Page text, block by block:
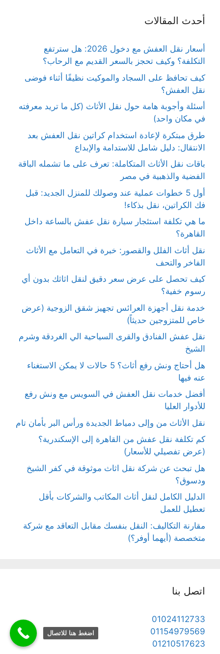
أحدث المقالات
أسعار نقل العفش مع دخول 2026: هل سترتفع
التكلفة؟ وكيف تحجز بالسعر القديم مع الرحاب؟
كيف تحافظ على السجاد والموكيت نظيفًا أثناء فوضى
نقل العفش؟
أسئلة وأجوبة هامة حول نقل الأثاث (كل ما تريد معرفته
في مكان واحد)
طرق مبتكرة لإعادة استخدام كراتين نقل العفش بعد
الانتقال: دليل شامل للاستدامة والإبداع
باقات نقل الأثاث المتكاملة: تعرف على ما تشمله الباقة
الفضية والذهبية في مصر
أول 5 خطوات عملية عند وصولك للمنزل الجديد: قبل
فك الكراتين، نقل بذكاء!
ما هي تكلفة استئجار سيارة نقل عفش بالساعة داخل
القاهرة؟
نقل أثاث الفلل والقصور: خبرة في التعامل مع الأثاث
الفاخر والتحف
كيف تحصل على عرض سعر دقيق لنقل اثاثك بدون أي
رسوم خفية؟
خدمة نقل أجهزة العرائس تجهيز شقق الزوجية (عرض
خاص للمتزوجين حديثاً)
نقل عفش الفنادق والقرى السياحية الي الغردقة وشرم
الشيخ
هل أحتاج ونش رفع أثاث؟ 5 حالات لا يمكن الاستغناء
عنه فيها
أفضل خدمات نقل العفش في السويس مع ونش رفع
للأدوار العليا
نقل الأثاث من وإلى دمياط الجديدة ورأس البر بأمان تام
كم تكلفة نقل عفش من القاهرة إلى الإسكندرية؟
(عرض تفصيلي للأسعار)
هل تبحث عن شركة نقل اثاث موثوقة في كفر الشيخ
ودسوق؟
الدليل الكامل لنقل أثاث المكاتب والشركات بأقل
تعطيل للعمل
مقارنة التكاليف: النقل بنفسك مقابل التعاقد مع شركة
متخصصة (أيهما أوفر؟)
اتصل بنا
01024112733
01154979569
01210517623
اضغط هنا للاتصال